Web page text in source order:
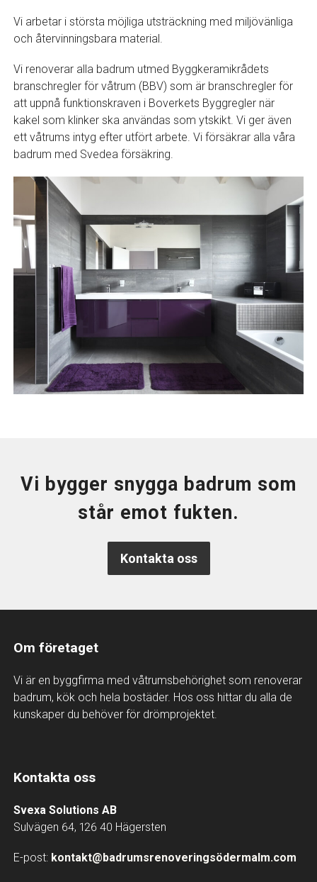
Vi arbetar i största möjliga utsträckning med miljövänliga
och återvinningsbara material.
Vi renoverar alla badrum utmed Byggkeramikrådets
branschregler för våtrum (BBV) som är branschregler för
att uppnå funktionskraven i Boverkets Byggregler när
kakel som klinker ska användas som ytskikt. Vi ger även
ett våtrums intyg efter utfört arbete. Vi försäkrar alla våra
badrum med Svedea försäkring.
Vi bygger snygga badrum som
står emot fukten.
Kontakta oss
Om företaget
Vi är en byggfirma med våtrumsbehörighet som renoverar
badrum, kök och hela bostäder. Hos oss hittar du alla de
kunskaper du behöver för drömprojektet.
Kontakta oss
Svexa Solutions AB
Sulvägen 64, 126 40 Hägersten
E-post: kontakt@badrumsrenoveringsödermalm.com